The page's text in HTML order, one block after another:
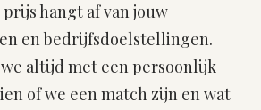
hangt af van jouw
en bedrijfsdoelstellingen.
altijd met een persoonlijk
of we een match zijn en wat